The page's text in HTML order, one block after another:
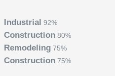
Industrial 92%
Construction 80%
Remodeling 75%
Construction 75%